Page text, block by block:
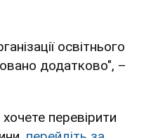
освітнього
додатково", –
перевірити